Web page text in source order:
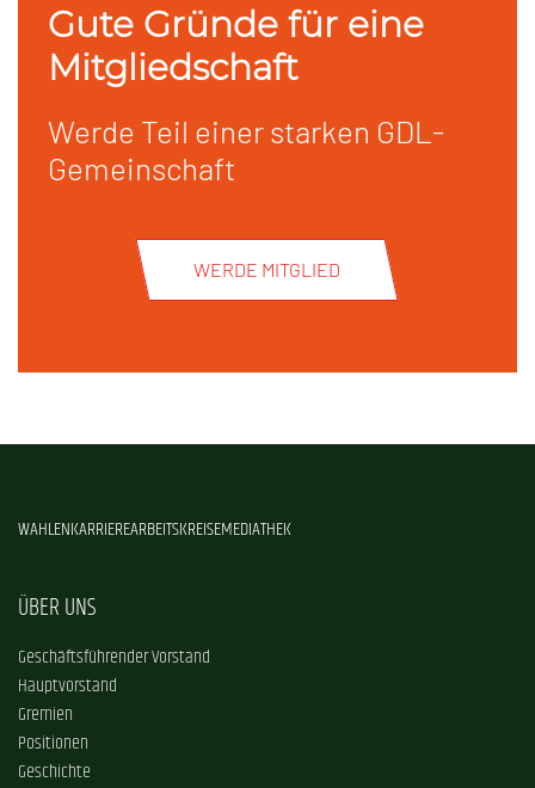
Gute Gründe für eine
Mitgliedschaft
Werde Teil einer starken GDL-
Gemeinschaft
WERDE MITGLIED
WAHLENKARRIEREARBEITSKREISEMEDIATHEK
ÜBER UNS
Geschäftsführender Vorstand
Hauptvorstand
Gremien
Positionen
Geschichte